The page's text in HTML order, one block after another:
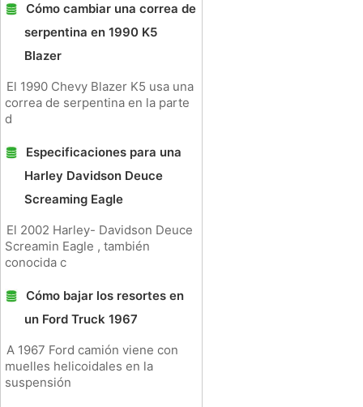
Cómo cambiar una correa de
serpentina en 1990 K5
Blazer
El 1990 Chevy Blazer K5 usa una
correa de serpentina en la parte
d
Especificaciones para una
Harley Davidson Deuce
Screaming Eagle
El 2002 Harley- Davidson Deuce
Screamin Eagle , también
conocida c
Cómo bajar los resortes en
un Ford Truck 1967
A 1967 Ford camión viene con
muelles helicoidales en la
suspensión